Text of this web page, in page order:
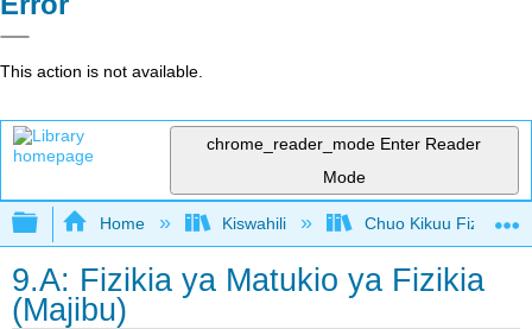
This action is not available.
chrome_reader_mode Enter Reader
Mode
Expand/collapse global hierarchy
Home Kiswahili Chuo Kikuu Fizikia III
9.A: Fizikia ya Matukio ya Fizikia
(Majibu)